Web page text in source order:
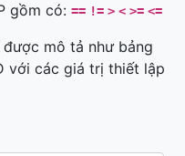
gồm có: == != > < >= <=
mô tả như bảng
với các giá trị thiết lập